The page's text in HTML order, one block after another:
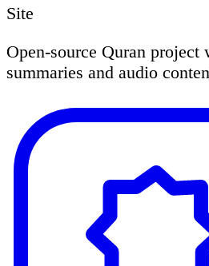
Site
Open-source Quran project
summaries and audio